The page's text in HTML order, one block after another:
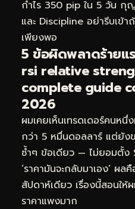
กำไร 350 pip ใน 5 วัน
และ Discipline อย่ารีบเข้
เพียงพอ
5 ข้อผิดพลาดร้ายแ
rsi relative
complete guide
2026
ผมเคยเห็นเทรดเดอร์คนหนึ่
กว่า 5 หมื่นดอลลาร์ แต่ยัง
ซ้ำๆ ข้อเดียว — ไม่ยอมตั้ง
‘ราคามันจะกลับมาเอง’ ผ
สัปดาห์เดียว เรื่องนี้สอนใ
ราคาแพงมาก